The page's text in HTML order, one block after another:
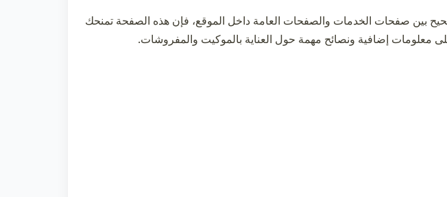
بين صفحات الخدمات والصفحات العامة داخل الموقع، فإن هذه الصفحة تمنحك
معلومات إضافية ونصائح مهمة حول العناية بالموكيت والمفروشات.